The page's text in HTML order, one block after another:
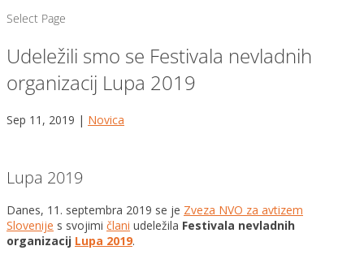
Select Page
Udeležili smo se Festivala nevladnih
organizacij Lupa 2019
Sep 11, 2019 | Novica
Lupa 2019
Danes, 11. septembra 2019 se je Zveza NVO za avtizem
Slovenije s svojimi člani udeležila Festivala nevladnih
organizacij Lupa 2019.